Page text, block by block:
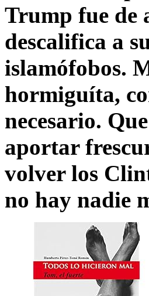
Trump fue de
descalifica a
islamófobos.
hormiguíta,
necesario.
aportar
volver los
no hay nadie